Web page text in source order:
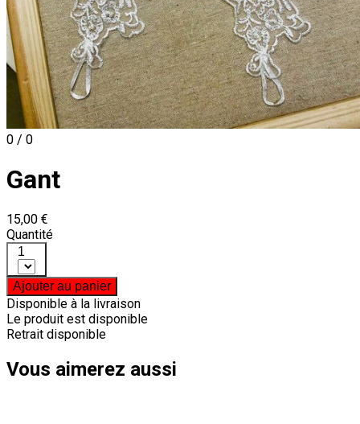
0 / 0
Gant
15,00 €
Quantité
1
Ajouter au panier
Disponible à la livraison
Le produit est disponible
Retrait disponible
Vous aimerez aussi